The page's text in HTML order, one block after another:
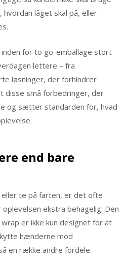
låget skal på, eller
for to go-emballage stort
lettere – fra
løsninger, der forhindrer
disse små forbedringer, der
og sætter standarden for, hvad
end bare
eller te på farten, er det ofte
ekstra behagelig. Den
er ikke kun designet for at
hænderne mod
en række andre fordele.